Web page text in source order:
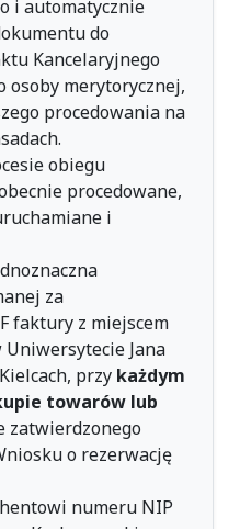
i automatycznie
do
Kancelaryjnego
osoby merytorycznej,
procedowania na
obiegu
procedowane,
i
za
faktury z miejscem
Jana
przy każdym
towarów lub
zatwierdzonego
o rezerwację
numeru NIP